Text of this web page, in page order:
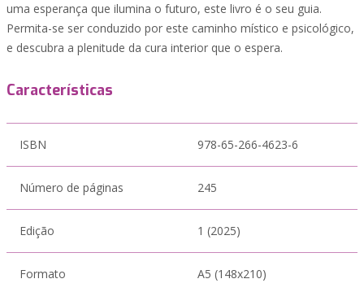
uma esperança que ilumina o futuro, este livro é o seu guia.
Permita-se ser conduzido por este caminho místico e psicológico,
e descubra a plenitude da cura interior que o espera.
Características
ISBN 978-65-266-4623-6
Número de páginas 245
Edição 1 (2025)
Formato A5 (148x210)